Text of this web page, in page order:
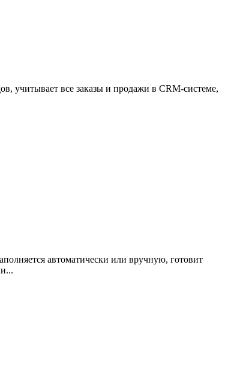
учитывает все заказы и продажи в CRM-системе,
автоматически или вручную, готовит